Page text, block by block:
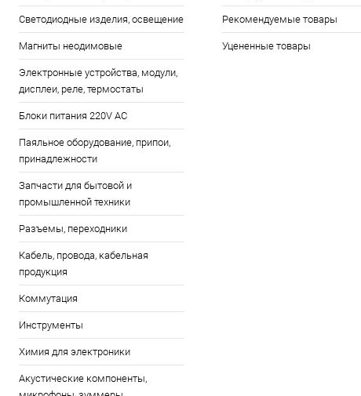
Светодиодные изделия, освещение
Магниты неодимовые
Электронные устройства, модули,
дисплеи, реле, термостаты
Блоки питания 220V AC
Паяльное оборудование, припои,
принадлежности
Запчасти для бытовой и
промышленной техники
Разъемы, переходники
Кабель, провода, кабельная
продукция
Коммутация
Инструменты
Химия для электроники
Акустические компоненты,
Рекомендуемые товары
Уцененные товары